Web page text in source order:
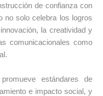
de confianza con
no solo celebra los logros
la creatividad y
comunicacionales como
estándares de
e impacto social, y